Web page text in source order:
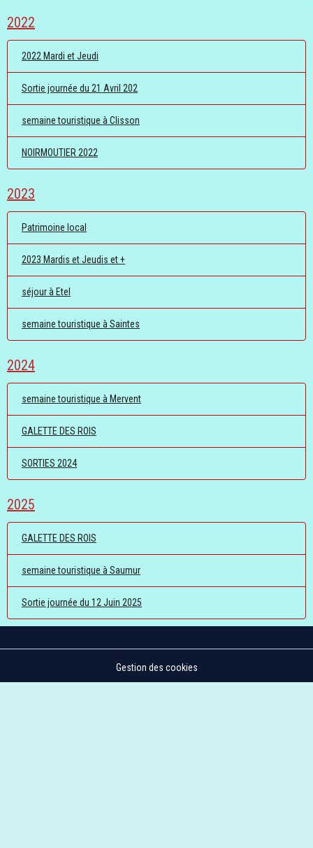
2022
2022 Mardi et Jeudi
Sortie journée du 21 Avril 202
semaine touristique à Clisson
NOIRMOUTIER 2022
2023
Patrimoine local
2023 Mardis et Jeudis et +
séjour à Etel
semaine touristique à Saintes
2024
semaine touristique à Mervent
GALETTE DES ROIS
SORTIES 2024
2025
GALETTE DES ROIS
semaine touristique à Saumur
Sortie journée du 12 Juin 2025
Gestion des cookies